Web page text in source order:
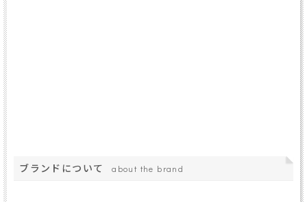
ブランドについて about the brand